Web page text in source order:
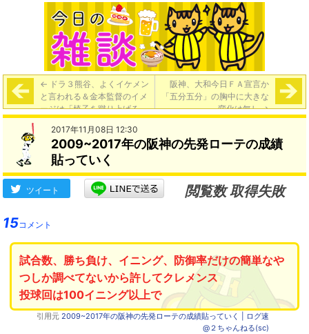
← ドラ３熊谷、よくイケメン
と言われる＆金本監督のイメ
ージは「椅子を蹴り上げる
人」
阪神、大和今日ＦＡ宣言か
「五分五分」の胸中に大きな
変化は無し→
2017年11月08日 12:30
2009~2017年の阪神の先発ローテの成績
貼っていく
ツイート
閲覧数 取得失敗
15コメント
試合数、勝ち負け、イニング、防御率だけの簡単なや
つしか調べてないから許してクレメンス
投球回は100イニング以上で
引用元 2009~2017年の阪神の先発ローテの成績貼っていく | ログ速
@２ちゃんねる(sc)